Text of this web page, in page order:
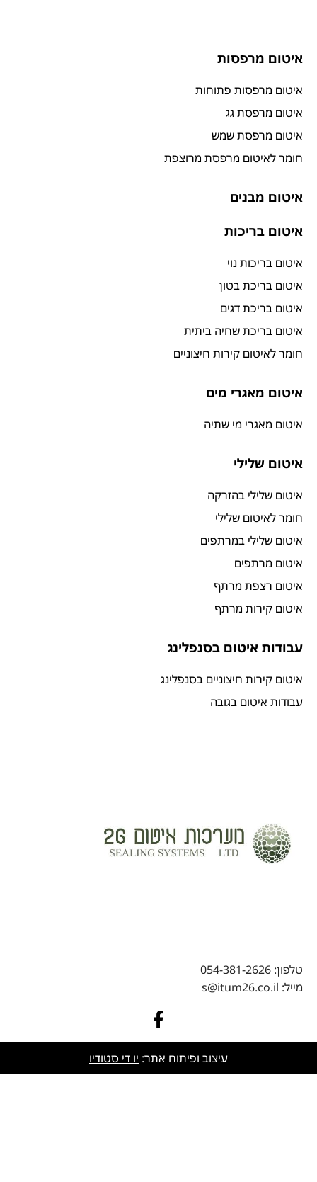
איטום מרפסות
איטום מרפסות פתוחות
איטום מרפסת גג
איטום מרפסת שמש
חומר לאיטום מרפסת מרוצפת
איטום מבנים
איטום בריכות
איטום בריכות נוי
איטום בריכת בטון
איטום בריכת דגים
איטום בריכת שחיה ביתית
חומר לאיטום קירות חיצוניים
איטום מאגרי מים
איטום מאגרי מי שתיה
איטום שלילי
איטום שלילי בהזרקה
חומר לאיטום שלילי
איטום שלילי במרתפים
איטום מרתפים
איטום רצפת מרתף
איטום קירות מרתף
עבודות איטום בסנפלינג
איטום קירות חיצוניים בסנפלינג
עבודות איטום בגובה
טלפון: 054-381-2626
מייל: s@itum26.co.il
עיצוב ופיתוח אתר: יו די סטודיו